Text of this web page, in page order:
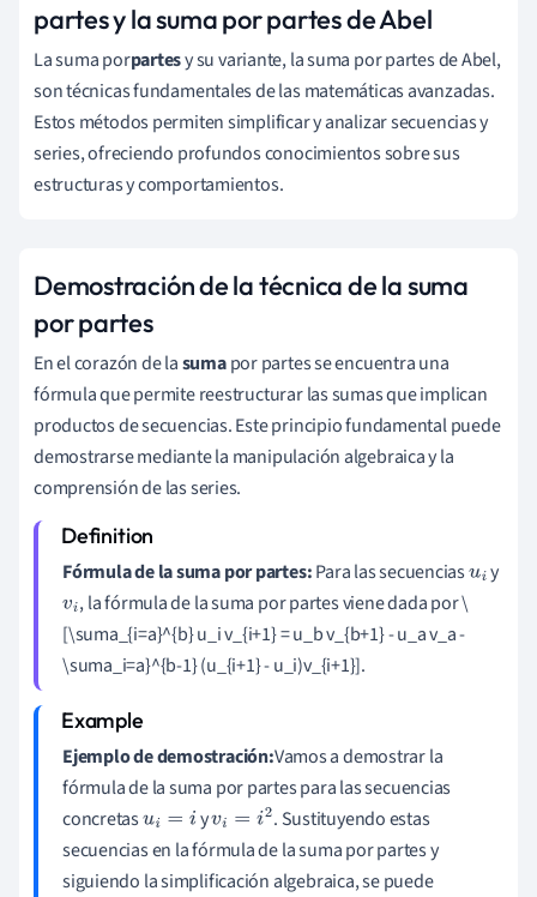
partes y la suma por partes de Abel
La suma porpartesy su variante, la suma por partes de Abel,
son técnicas fundamentales de las matemáticas avanzadas.
Estos métodos permiten simplificar y analizar secuencias y
series, ofreciendo profundos conocimientos sobre sus
estructuras y comportamientos.
Demostración de la técnica de la suma
por partes
En el corazón de lasumapor partes se encuentra una
fórmula que permite reestructurar las sumas que implican
productos de secuencias. Este principio fundamental puede
demostrarse mediante la manipulación algebraica y la
comprensión de las series.
Fórmula de la suma por partes:Para las secuenciasui y
vi , la fórmula de la suma por partes viene dada por \
[\suma_{i=a}^{b} u_i v_{i+1} = u_b v_{b+1} - u_a v_a -
\suma_i=a}^{b-1} (u_{i+1} - u_i)v_{i+1}].
Ejemplo de demostración:Vamos a demostrar la
fórmula de la suma por partes para las secuencias
concretasui= i yvi= i2
. Sustituyendo estas
secuencias en la fórmula de la suma por partes y
siguiendo la simplificación algebraica, se puede